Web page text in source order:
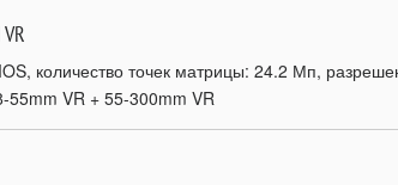
количество точек матрицы: 24.2 Мп,
55mm VR + 55-300mm VR